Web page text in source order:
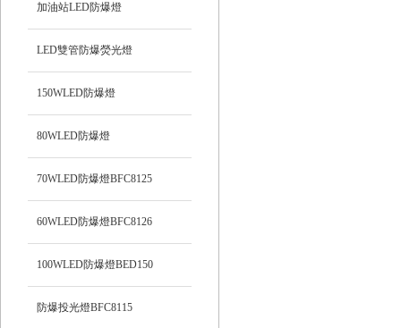
加油站LED防爆燈
LED雙管防爆熒光燈
150WLED防爆燈
80WLED防爆燈
70WLED防爆燈BFC8125
60WLED防爆燈BFC8126
100WLED防爆燈BED150
防爆投光燈BFC8115